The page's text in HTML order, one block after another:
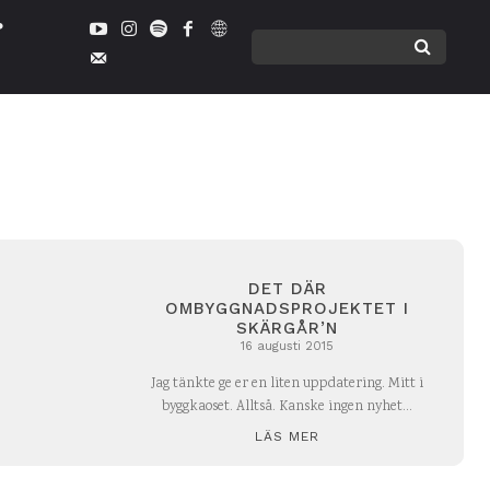
DET DÄR
OMBYGGNADSPROJEKTET I
SKÄRGÅR’N
16 augusti 2015
Jag tänkte ge er en liten uppdatering. Mitt i
byggkaoset. Alltså. Kanske ingen nyhet...
LÄS MER